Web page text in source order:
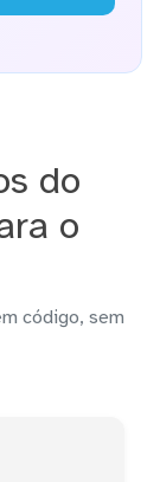
do
o
código, sem